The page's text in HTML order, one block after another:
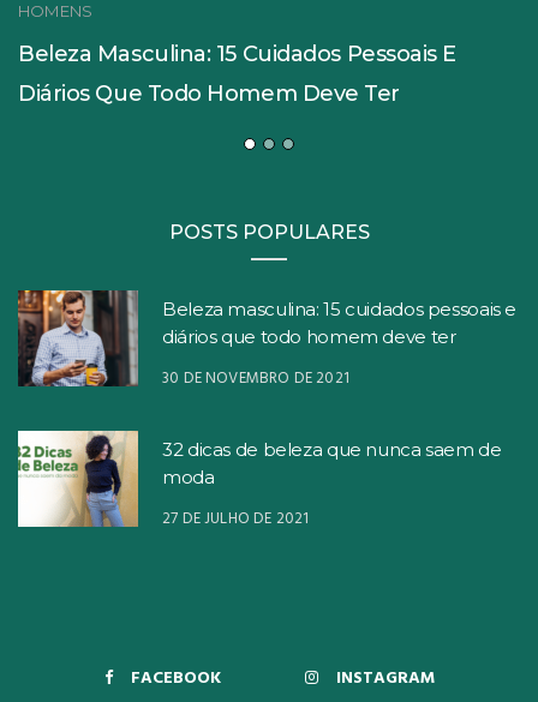
HOMENS
Beleza Masculina: 15 Cuidados Pessoais E
Diários Que Todo Homem Deve Ter
POSTS POPULARES
Beleza masculina: 15 cuidados pessoais e
diários que todo homem deve ter
30 DE NOVEMBRO DE 2021
32 dicas de beleza que nunca saem de
moda
27 DE JULHO DE 2021
FACEBOOK
INSTAGRAM